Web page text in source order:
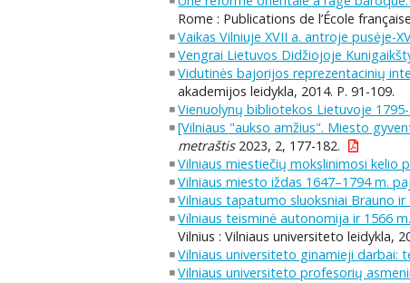
Rome : Publications de l’École
Vaikas Vilniuje XVII a. antroje pusėje-
Vengrai Lietuvos Didžiojoje
Vidutinės bajorijos reprezentacinių
akademijos leidykla, 2014. P. 91-109.
Vienuolynų bibliotekos Lietuvoje
[Vilniaus "aukso amžius". Miesto
metraštis2023, 2, 177-182.
Vilniaus miestiečių mokslinimosi kelio
Vilniaus miesto iždas 1647–1794 m.
Vilniaus tapatumo sluoksniai Brauno
Vilniaus teisminė autonomija ir 1566
Vilnius : Vilniaus universiteto leidykla,
Vilniaus universiteto ginamieji darbai:
Vilniaus universiteto profesorių